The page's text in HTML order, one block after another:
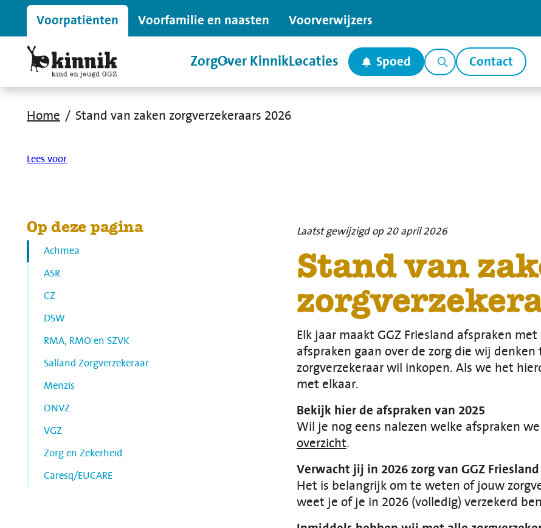
Voorpatiënten Voorfamilie en naasten Voorverwijzers
ZorgOver KinnikLocaties Spoed Contact
Home Stand van zaken zorgverzekeraars 2026
Lees voor
Op deze pagina
Achmea
ASR
CZ
DSW
RMA, RMO en SZVK
Salland Zorgverzekeraar
Menzis
ONVZ
VGZ
Zorg en Zekerheid
Caresq/EUCARE
Laatst gewijzigd op 20 april 2026
Stand van
Elk jaar maakt GGZ Friesland afspraken
afspraken gaan over de zorg die wij
zorgverzekeraar wil inkopen. Als we het
met elkaar.
Bekijk hier de afspraken van 2025
Wil je nog eens nalezen welke afspraken
overzicht.
Verwacht jij in 2026 zorg van GGZ
Het is belangrijk om te weten of jouw
weet je of je in 2026 (volledig) verzekerd